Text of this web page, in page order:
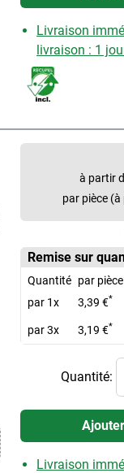
Livraison
livraison : 1
à partir
par pièce
Remise sur
Quantité par pièce
par 1x
3,39 €*
par 3x 3,19 €*
Quantité:
Livraison